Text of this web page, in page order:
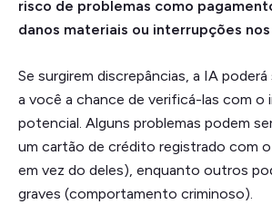
risco de problemas como
danos materiais ou interrupções
Se surgirem discrepâncias, a IA poderá
a você a chance de verificá-las com o
potencial. Alguns problemas podem
um cartão de crédito registrado com
em vez do deles), enquanto outros
graves (comportamento criminoso).